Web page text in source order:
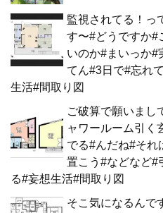
監視されてる！っ
す〜#どうですか#
いのか#まいっか#
てん#3日で#忘れ
生活#間取り図
ご破算で願いまし
ャワールーム引く
でる#んだね#それ
置こう#などなど#
る#妄想生活#間取り図
そこ気になるんで